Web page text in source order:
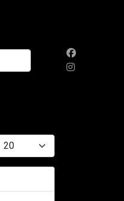
Zobrazené položky